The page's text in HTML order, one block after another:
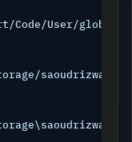
User/